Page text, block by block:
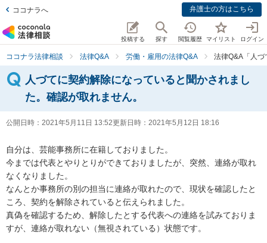
ココナラへ 弁護士の方はこちら
投稿する 探す 閲覧履歴 マイリスト ログイン
ココナラ法律相談 法律Q&A 労働・雇用の法律Q&A 法律Q&A「人
人づてに契約解除になっていると聞かされまし
た。確認が取れません。
公開日時： 2021年5月11日 13:52更新日時： 2021年5月12日 18:16
自分は、芸能事務所に在籍しておりました。
今までは代表とやりとりができておりましたが、突然、連絡が取れ
なくなりました。
なんとか事務所の別の担当に連絡が取れたので、現状を確認したと
ころ、契約を解除されていると伝えられました。
真偽を確認するため、解除したとする代表への連絡を試みておりま
すが、連絡が取れない（無視されている）状態です。